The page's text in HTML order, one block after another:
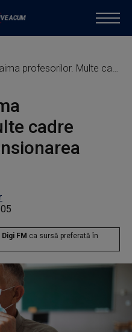
Multe cadre didactice cer pensionarea anticipată
cadre
Digi FM ca sursă preferată în